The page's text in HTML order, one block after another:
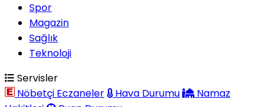
Spor
Magazin
Sağlık
Teknoloji
Servisler
Nöbetçi Eczaneler
Hava Durumu
Namaz